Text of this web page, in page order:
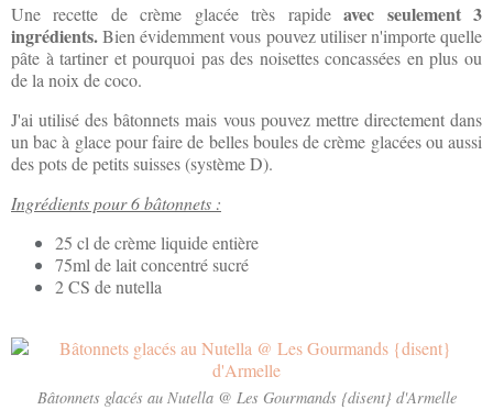
Une recette de crème glacée très rapideavec seulement 3
ingrédients.Bien évidemment vous pouvez utiliser n'importe quelle
pâte à tartiner et pourquoi pas des noisettes concassées en plus ou
de la noix de coco.
J'ai utilisé des bâtonnets mais vous pouvez mettre directement dans
un bac à glace pour faire de belles boules de crème glacées ou aussi
des pots de petits suisses (système D).
Ingrédients pour 6 bâtonnets :
25 cl de crème liquide entière
75ml de lait concentré sucré
2 CS de nutella
Bâtonnets glacés au Nutella @ Les Gourmands {disent} d'Armelle